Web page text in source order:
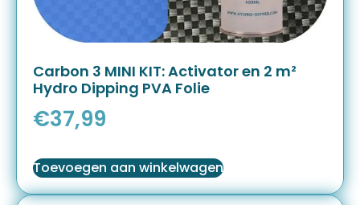
Carbon 3 MINI KIT: Activator en 2 m²
Hydro Dipping PVA Folie
€37,99
Toevoegen aan winkelwagen